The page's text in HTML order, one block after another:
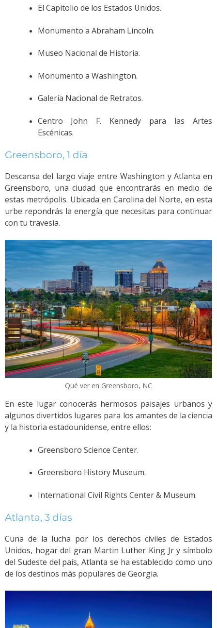
El Capitolio de los Estados Unidos.
Monumento a Abraham Lincoln.
Museo Nacional de Historia.
Monumento a Washington.
Galería Nacional de Retratos.
Centro John F. Kennedy para las Artes
Escénicas.
Greensboro, 1 día
Descansa del largo viaje entre Washington y Atlanta en
Greensboro, una ciudad que encontrarás en medio de
estas metrópolis. Ubicada en Carolina del Norte, en esta
urbe repondrás la energía que necesitas para continuar
con tu travesía.
Qué ver en Greensboro, NC
En este lugar conocerás hermosos paisajes urbanos y
algunos divertidos lugares para los amantes de la ciencia
y la historia estadounidense, entre ellos:
Greensboro Science Center.
Greensboro History Museum.
International Civil Rights Center & Museum.
Atlanta, 3 días
Cuna de la lucha por los derechos civiles de Estados
Unidos, hogar del gran Martin Luther King Jr y símbolo
del Sudeste del país, Atlanta se ha establecido como uno
de los destinos más populares de Georgia.